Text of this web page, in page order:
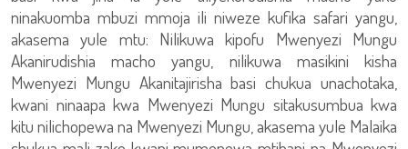
ninakuomba mbuzi mmoja ili niweze kufika safari yangu,
akasema yule mtu: Nilikuwa kipofu Mwenyezi Mungu
Akanirudishia macho yangu, nilikuwa masikini kisha
Mwenyezi Mungu Akanitajirisha basi chukua unachotaka,
kwani ninaapa kwa Mwenyezi Mungu sitakusumbua kwa
kitu nilichopewa na Mwenyezi Mungu, akasema yule Malaika